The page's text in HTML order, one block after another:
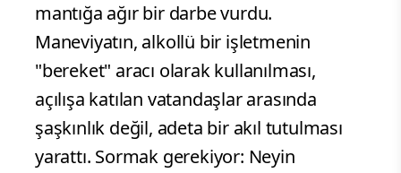
mantığa ağır bir darbe vurdu.
Maneviyatın, alkollü bir işletmenin
"bereket" aracı olarak kullanılması,
açılışa katılan vatandaşlar arasında
şaşkınlık değil, adeta bir akıl tutulması
yarattı. Sormak gerekiyor: Neyin